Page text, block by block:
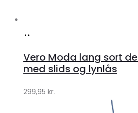
Klædeskabet.dk
Vero Moda lang sort
med slids og lynlås
299,95 kr.